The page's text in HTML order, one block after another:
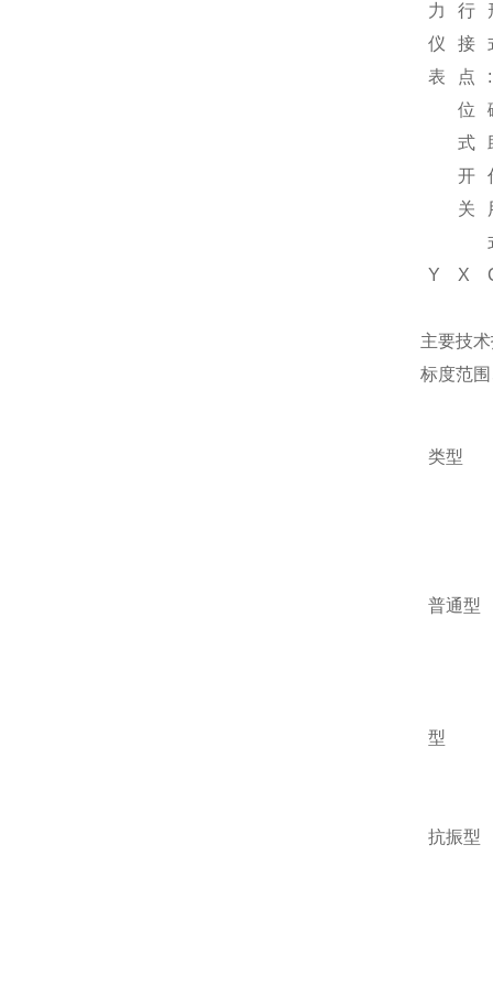
力
仪
表
行
接
点
位
式
开
关
:
Y
X
主要技
标度范
类型
普通型
型
抗振型